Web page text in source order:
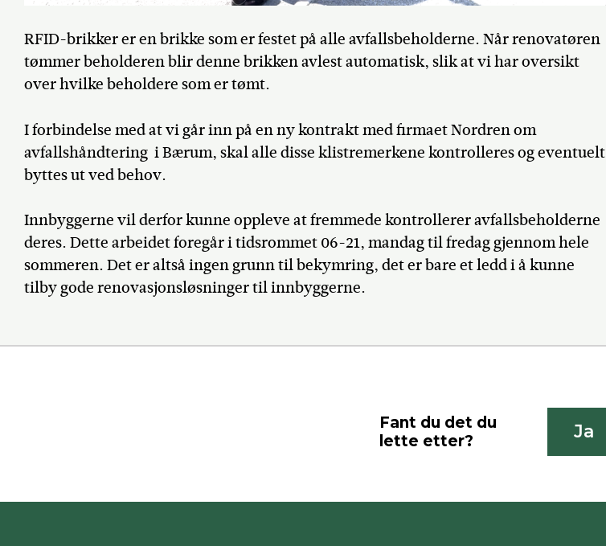
RFID-brikker er en brikke som er festet på alle avfallsbeholderne. Når renovatøren
tømmer beholderen blir denne brikken avlest automatisk, slik at vi har oversikt
over hvilke beholdere som er tømt.
I forbindelse med at vi går inn på en ny kontrakt med firmaet Nordren om
avfallshåndtering i Bærum, skal alle disse klistremerkene kontrolleres og eventuelt
byttes ut ved behov.
Innbyggerne vil derfor kunne oppleve at fremmede kontrollerer avfallsbeholderne
deres. Dette arbeidet foregår i tidsrommet 06-21, mandag til fredag gjennom hele
sommeren. Det er altså ingen grunn til bekymring, det er bare et ledd i å kunne
tilby gode renovasjonsløsninger til innbyggerne.
Fant du det du
lette etter?
Ja